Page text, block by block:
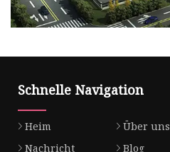
Schnelle Navigation
Heim Über uns
Nachricht
Blog